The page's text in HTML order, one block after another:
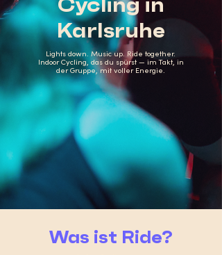
Karlsruhe
Lights down. Music up. Ride together.
Indoor Cycling, das du spürst — im Takt, in
der Gruppe, mit voller Energie.
Was ist Ride?